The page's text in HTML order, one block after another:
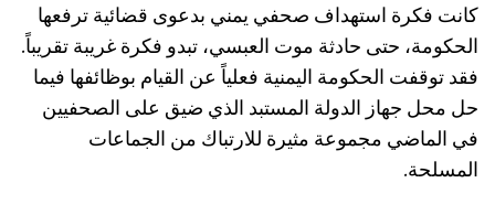
كانت فكرة استهداف صحفي يمني بدعوى قضائية ترفعها
الحكومة، حتى حادثة موت العبسي، تبدو فكرة غريبة تقريباً.
فقد توقفت الحكومة اليمنية فعلياً عن القيام بوظائفها فيما
حل محل جهاز الدولة المستبد الذي ضيق على الصحفيين
في الماضي مجموعة مثيرة للارتباك من الجماعات
المسلحة.